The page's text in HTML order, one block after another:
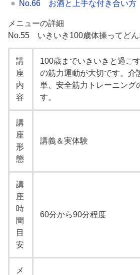
No.66 お酒と上手な付き合い方
メニューの詳細
No.55 いきいき100歳体操ってどん
講
座
内
容
100歳までいきいきと過ご
の筋力運動が大切です。介
単、安全筋力トレーニング
す。
講
座
形
態
講義＆実体験
講
座
時
間
目
安
60分から90分程度
メ